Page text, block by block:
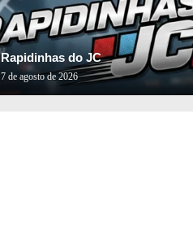
Rapidinhas do JC
7 de agosto de 2026